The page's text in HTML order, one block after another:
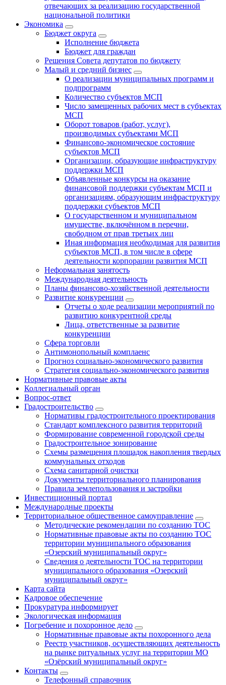
отвечающих за реализацию государственной
национальной политики
Экономика
Бюджет округa
Исполнение бюджета
Бюджет для граждан
Решения Совета депутатов по бюджету
Малый и средний бизнес
О реализации муниципальных программ и
подпрограмм
Количество субъектов МСП
Число замещенных рабочих мест в субъектах
МСП
Оборот товаров (работ, услуг),
производимых субъектами МСП
Финансово-экономическое состояние
субъектов МСП
Организации, образующие инфраструктуру
поддержки МСП
Объявленные конкурсы на оказание
финансовой поддержки субъектам МСП и
организациям, образующим инфраструктуру
поддержки субъектов МСП
О государственном и муниципальном
имуществе, включённом в перечни,
свободном от прав третьих лиц
Иная информация необходимая для развития
субъектов МСП, в том числе в сфере
деятельности корпорации развития МСП
Неформальная занятость
Международная деятельность
Планы финансово-хозяйственной деятельности
Развитие конкуренции
Отчеты о ходе реализации мероприятий по
развитию конкурентной среды
Лица, ответственные за развитие
конкуренции
Сфера торговли
Антимонопольный комплаенс
Прогноз социально-экономического развития
Стратегия социально-экономического развития
Нормативные правовые акты
Коллегиальный орган
Вопрос-ответ
Градостроительство
Нормативы градостроительного проектирования
Стандарт комплексного развития территорий
Формирование современной городской среды
Градостроительное зонирование
Схемы размещения площадок накопления твердых
коммунальных отходов
Схема санитарной очистки
Документы территориального планирования
Правила землепользования и застройки
Инвестиционный портал
Международные проекты
Территориальное общественное самоуправление
Методические рекомендации по созданию ТОС
Нормативные правовые акты по созданию ТОС
территории муниципального образования
«Озерский муниципальный округ»
Сведения о деятельности ТОС на территории
муниципального образования «Озерский
муниципальный округ»
Карта сайта
Кадровое обеспечение
Прокуратура информирует
Экологическая информация
Погребение и похоронное дело
Нормативные правовые акты похоронного дела
Реестр участников, осуществляющих деятельность
на рынке ритуальных услуг на территории МО
«Озёрский муниципальный округ»
Контакты
Телефонный справочник